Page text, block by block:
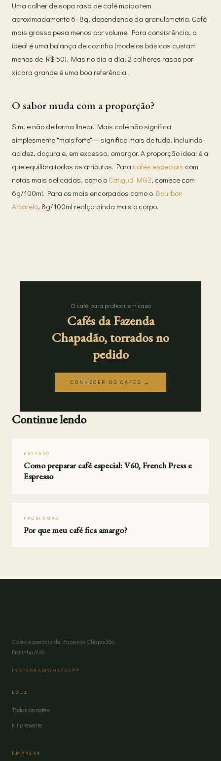
Uma colher de sopa rasa de café moído tem
aproximadamente 6–8g, dependendo da granulometria. Café
mais grosso pesa menos por volume. Para consistência, o
ideal é uma balança de cozinha (modelos básicos custam
menos de R$ 50). Mas no dia a dia, 2 colheres rasas por
xícara grande é uma boa referência.
O sabor muda com a proporção?
Sim, e não de forma linear. Mais café não significa
simplesmente "mais forte" — significa mais de tudo, incluindo
acidez, doçura e, em excesso, amargor. A proporção ideal é a
que equilibra todos os atributos. Para cafés especiais com
notas mais delicadas, como o Catiguá MG2, comece com
6g/100ml. Para os mais encorpados como o Bourbon
Amarelo, 8g/100ml realça ainda mais o corpo.
O café para praticar em casa
Cafés da Fazenda
Chapadão, torrados no
pedido
CONHECER OS CAFÉS →
Continue lendo
PREPARO
Como preparar café especial: V60, French Press e
Espresso
PROBLEMAS
Por que meu café fica amargo?
Cafés especiais da Fazenda Chapadão,
Pratinha/MG.
INSTAGRAM WHATSAPP
LOJA
Todos os cafés
Kit presente
EMPRESA